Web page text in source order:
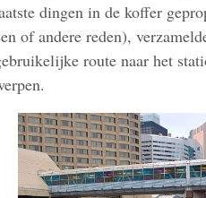
dingen in de koffer
of andere reden),
route naar het